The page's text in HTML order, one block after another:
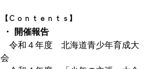
【Ｃｏｎｔｅｎｔｓ】
・ 開催報告
令和４年度 北海道青少年育成大
会